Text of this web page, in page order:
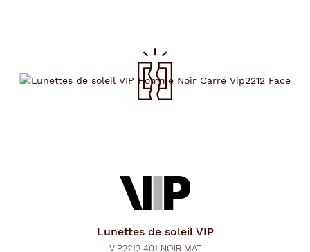
Lunettes de soleil VIP
VIP2212 401 NOIR MAT